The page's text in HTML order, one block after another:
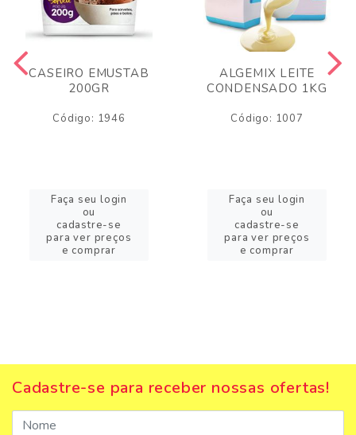
CASEIRO EMUSTAB
200GR
Código: 1946
Faça seu login
ou
cadastre-se
para ver preços
e comprar
ALGEMIX LEITE
CONDENSADO 1KG
Código: 1007
Faça seu login
ou
cadastre-se
para ver preços
e comprar
Cadastre-se para receber nossas ofertas!